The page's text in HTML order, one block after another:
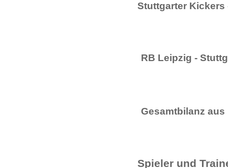
Stuttgarter Kickers
RB Leipzig -
Gesamtbilanz
Spieler und